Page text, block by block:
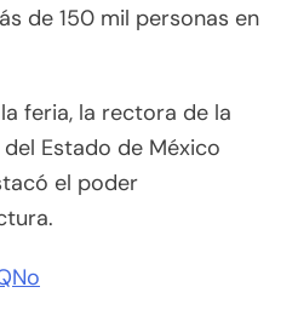
de 150 mil personas en
feria, la rectora de la
Estado de México
el poder